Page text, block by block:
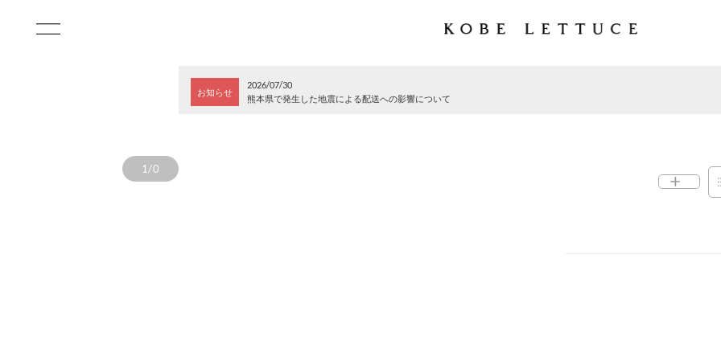
お知らせ
2026/07/30
熊本県で発生した地震による配送への影響について
1/0